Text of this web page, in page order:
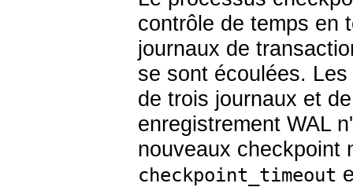
contrôle de temps en
journaux de
se sont écoulées.
de trois journaux et
enregistrement WAL
nouveaux checkpoint
checkpoint_timeout